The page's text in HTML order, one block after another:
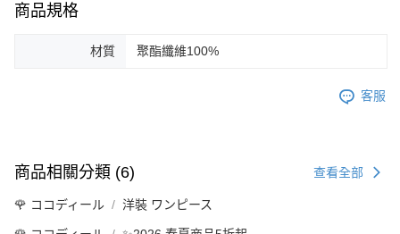
商品規格
材質 聚酯纖維100%
客服
商品相關分類 (6) 查看全部
🌹 ココディール 洋裝 ワンピース